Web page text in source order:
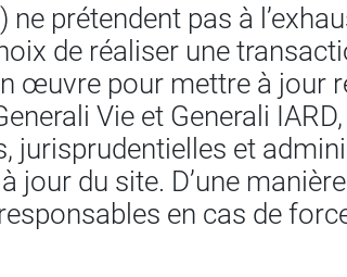
prétendent pas à
de réaliser une
œuvre pour mettre à jour
Vie et Generali
et
du site. D’une manière
en cas de